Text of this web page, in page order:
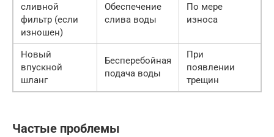
сливной
фильтр (если
изношен)
Обеспечение
слива воды
По мере
износа
Новый
впускной
шланг
Бесперебойная
подача воды
При
появлении
трещин
Частые проблемы